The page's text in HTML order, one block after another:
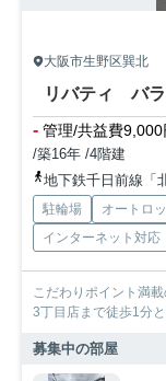
大阪市生野区巽北
リバティ バ
- 管理/共益費9,000
/築16年 /4階建
地下鉄千日前線「
駐輪場 オートロ
インターネット対応
こだわりポイント満
3丁目店まで徒歩1分
募集中の部屋